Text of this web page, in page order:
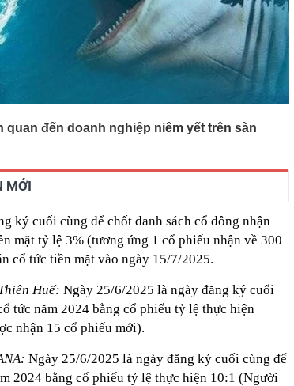
loãng xương, "thủ phạm" có liên quan đến một
rất chuộng vì nhanh và tiện lợi
thị bị trộm mất 2 bánh
đến doanh nghiệp niêm yết trên sàn
MỚI
ký cuối cùng để chốt danh sách cổ đông nhận
mặt tỷ lệ 3% (tương ứng 1 cổ phiếu nhận về 300
cổ tức tiền mặt vào ngày 15/7/2025.
Huế: Ngày 25/6/2025 là ngày đăng ký cuối
tức năm 2024 bằng cổ phiếu tỷ lệ thực hiện
nhận 15 cổ phiếu mới).
Ngày 25/6/2025 là ngày đăng ký cuối cùng để
2024 bằng cổ phiếu tỷ lệ thực hiện 10:1 (Người